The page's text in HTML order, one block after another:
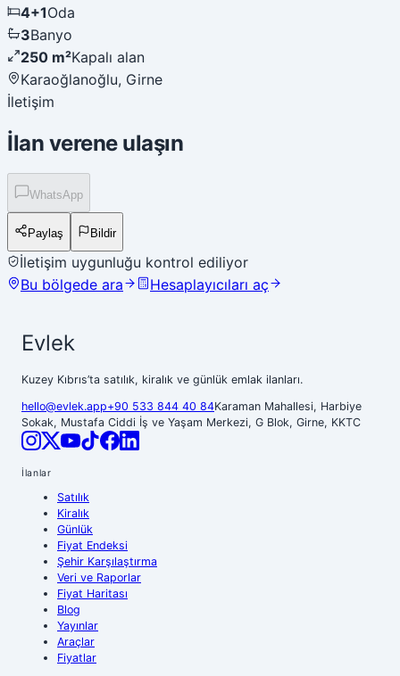
4+1Oda
3Banyo
250 m²Kapalı alan
Karaoğlanoğlu, Girne
İletişim
İlan verene ulaşın
WhatsApp
Paylaş Bildir
İletişim uygunluğu kontrol ediliyor
Bu bölgede ara
Hesaplayıcıları aç
Evlek
Kuzey Kıbrıs’ta satılık, kiralık ve günlük emlak ilanları.
hello@evlek.app+90 533 844 40 84Karaman Mahallesi, Harbiye
Sokak, Mustafa Ciddi İş ve Yaşam Merkezi, G Blok, Girne, KKTC
İlanlar
Satılık
Kiralık
Günlük
Fiyat Endeksi
Şehir Karşılaştırma
Veri ve Raporlar
Fiyat Haritası
Blog
Yayınlar
Araçlar
Fiyatlar